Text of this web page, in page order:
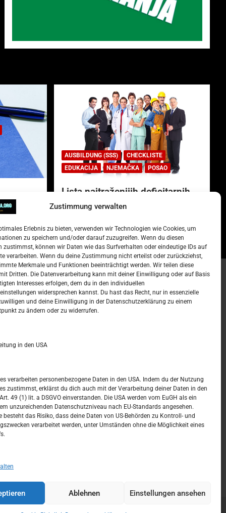
Zustimmung verwalten
Erlebnis zu bieten, verwenden wir Technologien wie Cookies, um
zu speichern und/oder darauf zuzugreifen. Wenn du diesen
zustimmst, können wir Daten wie das Surfverhalten oder eindeutige IDs auf
verarbeiten. Wenn du deine Zustimmung nicht erteilst oder zurückziehst,
Merkmale und Funktionen beeinträchtigt werden. Wir teilen diese
Dritten. Die Datenverarbeitung kann mit deiner Einwilligung oder auf Basis
Interesses erfolgen, dem du in den individuellen
widersprechen kannst. Du hast das Recht, nur in essenzielle
und deine Einwilligung in der Datenschutzerklärung zu einem
zu ändern oder zu widerrufen.
in den USA
verarbeiten personenbezogene Daten in den USA. Indem du der Nutzung
zustimmst, erklärst du dich auch mit der Verarbeitung deiner Daten in den
49 (1) lit. a DSGVO einverstanden. Die USA werden vom EuGH als ein
unzureichenden Datenschutzniveau nach EU-Standards angesehen.
besteht das Risiko, dass deine Daten von US-Behörden zu Kontroll- und
verarbeitet werden, unter Umständen ohne die Möglichkeit eines
Ablehnen Einstellungen ansehen
AUSBILDUNG (SSS)
CHECKLISTE
EDUKACIJA
NJEMAČKA POSAO
Lista najtraženijih deficitarnih
zanimanja u Njemačkoj.
–
Kalendar
10 11 12 13 14 15 16
17 18 19 20 21 22
24 25 26 27 28 29 30